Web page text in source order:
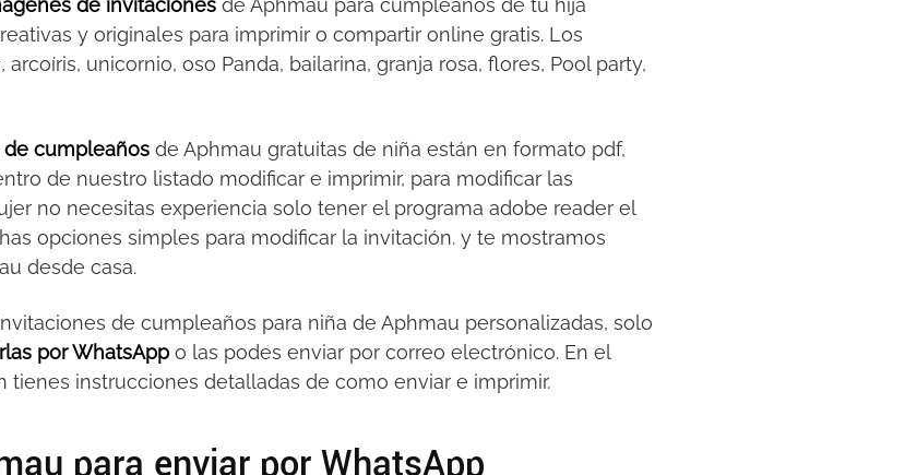
de invitaciones de Aphmau para cumpleaños de tu hija
y originales para imprimir o compartir online gratis. Los
unicornio, oso Panda, bailarina, granja rosa, flores, Pool party,
cumpleaños de Aphmau gratuitas de niña están en formato pdf,
de nuestro listado modificar e imprimir, para modificar las
no necesitas experiencia solo tener el programa adobe reader el
opciones simples para modificar la invitación. y te mostramos
desde casa.
de cumpleaños para niña de Aphmau personalizadas, solo
por WhatsAppo las podes enviar por correo electrónico. En el
instrucciones detalladas de como enviar e imprimir.
para enviar por WhatsApp